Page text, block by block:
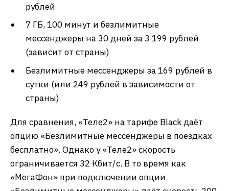
рублей
7 ГБ, 100 минут и безлимитные
мессенджеры на 30 дней за 3 199 рублей
(зависит от страны)
Безлимитные мессенджеры за 169 рублей в
сутки (или 249 рублей в зависимости от
страны)
Для сравнения, «Теле2» на тарифе Black даёт
опцию «Безлимитные мессенджеры в поездках
бесплатно». Однако у «Теле2» скорость
ограничивается 32 Кбит/с. В то время как
«МегаФон» при подключении опции